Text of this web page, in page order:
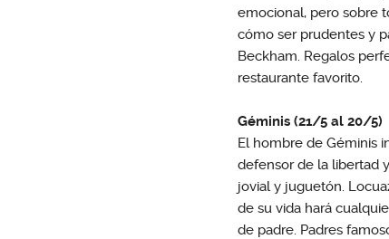
emocional, pero sobre
cómo ser prudentes y
Beckham. Regalos
restaurante favorito.
Géminis (21/5 al 20/5)
El hombre de Géminis
defensor de la libertad
jovial y juguetón.
de su vida hará
de padre. Padres